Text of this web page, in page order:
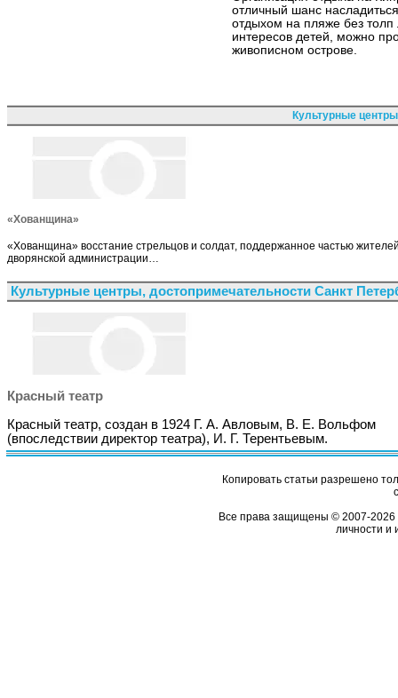
отличный шанс
отдыхом на пляже без
интересов детей, можно
живописном острове.
Культурные
«Хованщина»
«Хованщина» восстание стрельцов и солдат, поддержанное частью
дворянской администрации…
Культурные центры, достопримечательности Санкт
Красный театр
Красный театр, создан в 1924 Г. А. Авловым, В. Е. Вольфом
(впоследствии директор театра), И. Г. Терентьевым.
Копировать статьи разрешено
Все права защищены © 2007-2026
личности и